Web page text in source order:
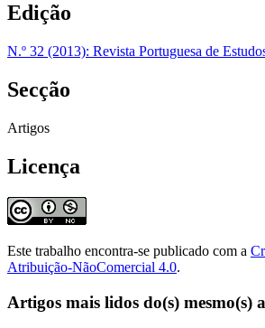
Edição
N.º 32 (2013): Revista Portuguesa de
Secção
Artigos
Licença
Este trabalho encontra-se publicado com a
Atribuição-NãoComercial 4.0.
Artigos mais lidos do(s) mesmo(s)